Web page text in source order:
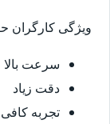
ویژگی کارگران
سرعت بالا
دقت زیاد
تجربه کافی